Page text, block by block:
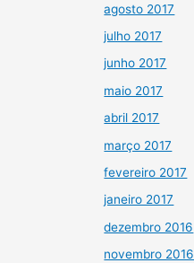
agosto 2017
julho 2017
junho 2017
maio 2017
abril 2017
março 2017
fevereiro 2017
janeiro 2017
dezembro 2016
novembro 2016